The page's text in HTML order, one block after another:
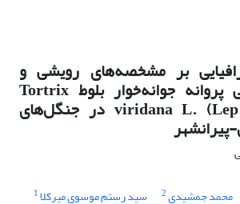
بر مشخصه‌های رویشی و
تغییرات جمعیتی پروانه جوانه‌خوار بلوط Tortrix
viridana L. (Lep.: Tortricidae) در جنگل‌های
محمد جمشیدی2 سید رستم موسوی میرکلا1